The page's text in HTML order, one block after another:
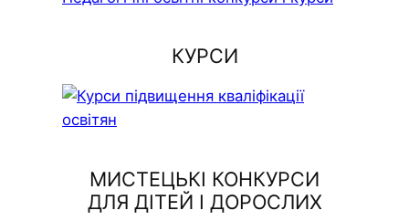
КУРСИ
МИСТЕЦЬКІ КОНКУРСИ
ДЛЯ ДІТЕЙ І ДОРОСЛИХ